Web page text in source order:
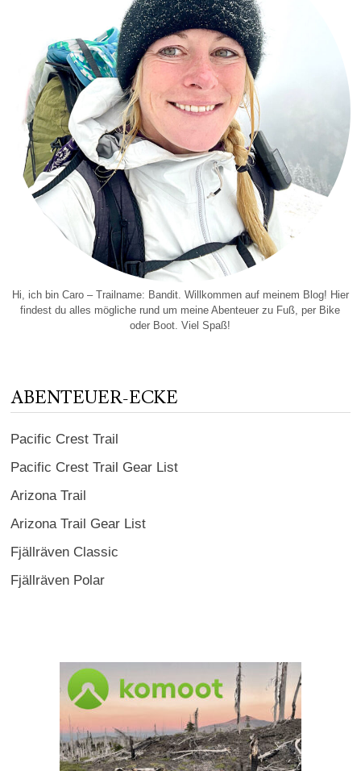
Hi, ich bin Caro – Trailname: Bandit. Willkommen auf meinem Blog! Hier
findest du alles mögliche rund um meine Abenteuer zu Fuß, per Bike
oder Boot. Viel Spaß!
ABENTEUER-ECKE
Pacific Crest Trail
Pacific Crest Trail Gear List
Arizona Trail
Arizona Trail Gear List
Fjällräven Classic
Fjällräven Polar